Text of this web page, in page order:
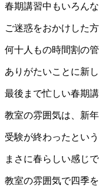
春期講習中もいろん
ご迷惑をおかけした
何十人もの時間割の
ありがたいことに新
最後まで忙しい春期講
教室の雰囲気は、新
受験が終わったとい
まさに春らしい感じで
教室の雰囲気で四季